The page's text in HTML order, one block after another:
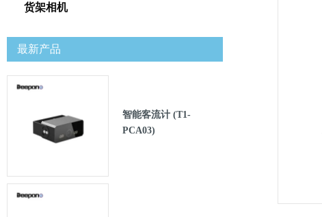
货架相机
最新产品
智能客流计 (T1-
PCA03)